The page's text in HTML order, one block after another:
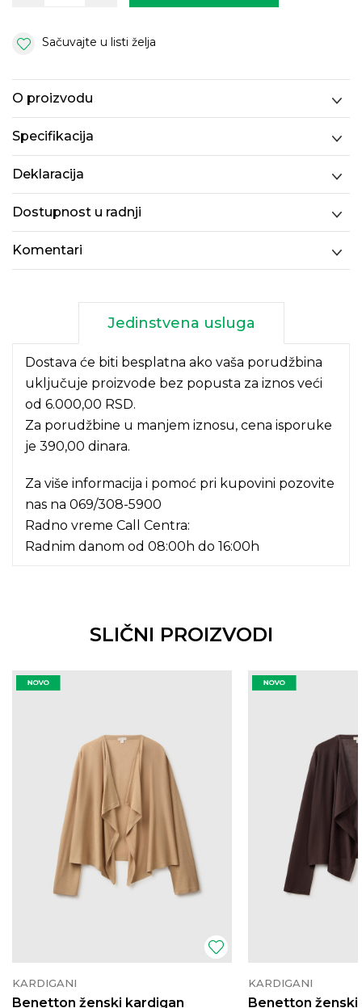
Sačuvajte u listi želja
O proizvodu
Specifikacija
Deklaracija
Dostupnost u radnji
Komentari
Jedinstvena usluga
Dostava će biti besplatna ako vaša porudžbina
uključuje proizvode bez popusta za iznos veći
od 6.000,00 RSD.
Za porudžbine u manjem iznosu, cena isporuke
je 390,00 dinara.
Za više informacija i pomoć pri kupovini pozovite
nas na 069/308-5900
Radno vreme Call Centra:
Radnim danom od 08:00h do 16:00h
SLIČNI PROIZVODI
KARDIGANI
Benetton ženski kardigan
KARDIGANI
Benetton ženski